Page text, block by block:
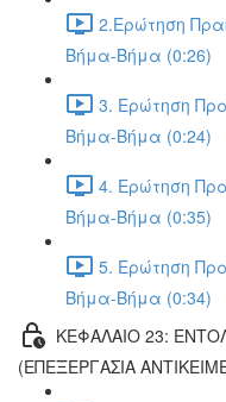
2.Ερώτηση
Βήμα-Βήμα (0:26)
3. Ερώτηση
Βήμα-Βήμα (0:24)
4. Ερώτηση
Βήμα-Βήμα (0:35)
5. Ερώτηση
Βήμα-Βήμα (0:34)
ΚΕΦΑΛΑΙΟ 23:
(ΕΠΕΞΕΡΓΑΣΙΑ